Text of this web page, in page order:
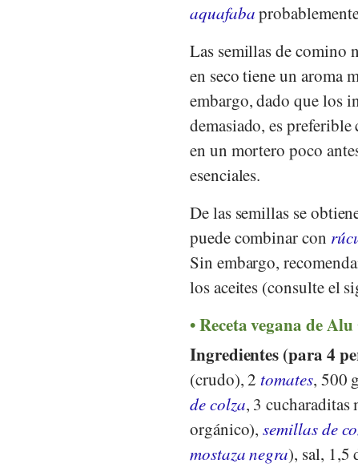
aquafaba
Las semillas de comino
en seco tiene un aroma
embargo, dado que los
demasiado, es
en un mortero poco
esenciales.
De las semillas se
puede combinar con
Sin embargo,
los aceites (consulte el
Receta vegana de
Ingredientes (para 4
(crudo), 2tomates, 500
de colza, 3
orgánico),semillas de
mostaza negra), sal, 1,5